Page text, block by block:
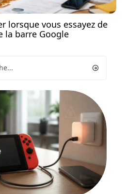
lorsque vous essayez de
la barre Google